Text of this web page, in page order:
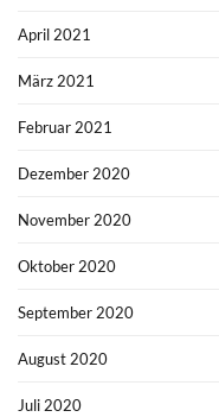
April 2021
März 2021
Februar 2021
Dezember 2020
November 2020
Oktober 2020
September 2020
August 2020
Juli 2020